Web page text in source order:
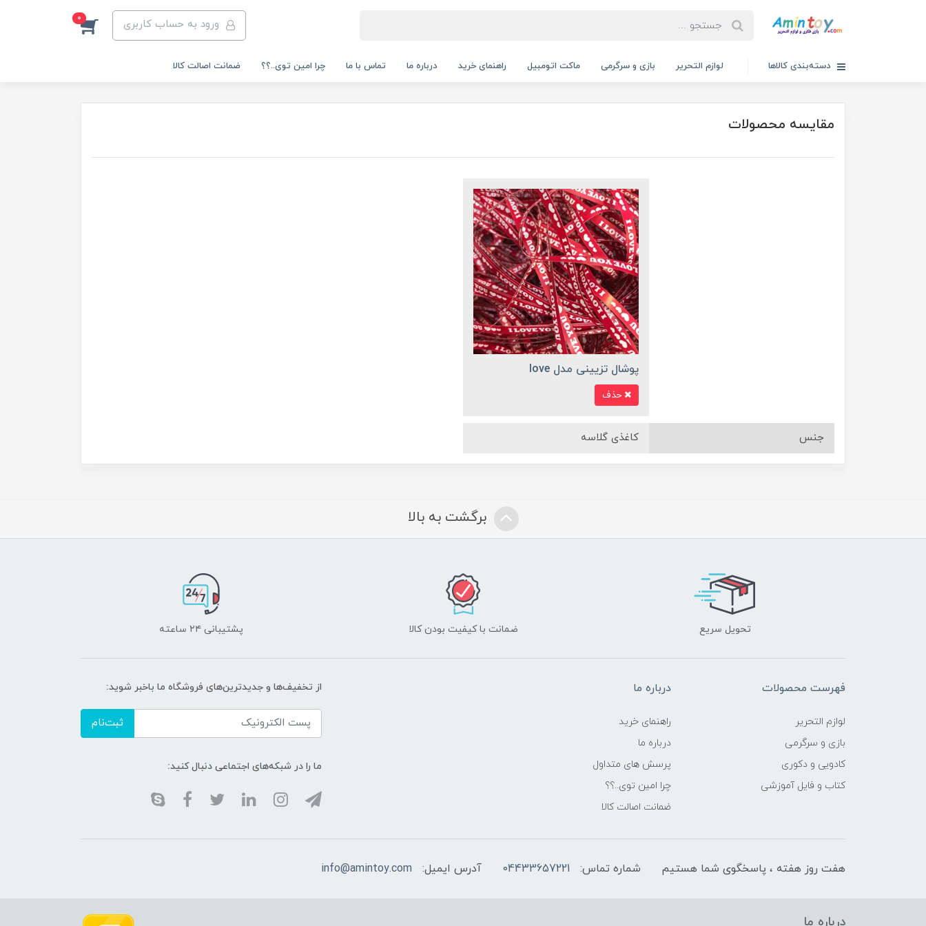
ورود به حساب کاربری 0
دسته‌بندی کالاها لوازم التحریر بازی و سرگرمی ماکت اتومبیل راهنمای خرید درباره ما تماس با ما چرا امین توی..؟؟ ضمانت اصالت کالا
مقایسه محصولات
پوشال تزیینی مدل love
حذف
جنس کاغذی گلاسه
برگشت به بالا
تحویل سریع ضمانت با کیفیت بودن کالا پشتیبانی ۲۴ ساعته
فهرست محصولات
لوازم التحریر
بازی و سرگرمی
کادویی و دکوری
کتاب و فایل آموزشی
درباره ما
راهنمای خرید
درباره ما
پرسش های متداول
چرا امین توی..؟؟
ضمانت اصالت کالا
از تخفیف‌ها و جدیدترین‌های فروشگاه ما باخبر شوید:
ثبت‌نام
ما را در شبکه‌های اجتماعی دنبال کنید:
هفت روز هفته ، پاسخگوی شما هستیم شماره تماس: 04433657221 آدرس ایمیل: info@amintoy.com
درباره ما